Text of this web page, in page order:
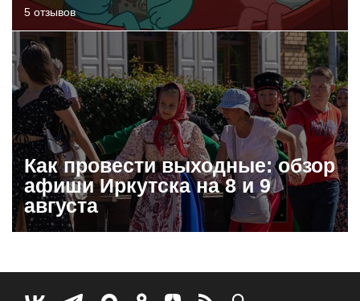
5 отзывов
Как провести выходные: обзор
афиши Иркутска на 8 и 9
августа